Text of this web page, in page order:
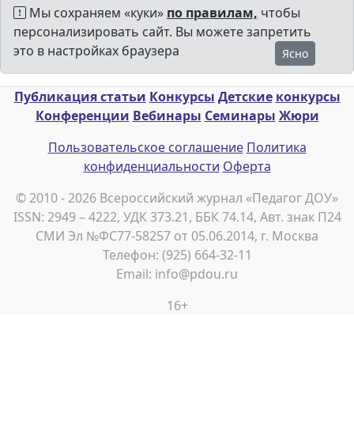
Мы сохраняем «куки» по правилам, чтобы
персонализировать сайт. Вы можете запретить
это в настройках браузера
Ясно
Публикация статьи Конкурсы Детские конкурсы
Конференции Вебинары Семинары Жюри
Пользовательское соглашение Политика
конфиденциальности Оферта
© 2010 - 2026 Всероссийский журнал «Педагог ДОУ»
ISSN: 2949 – 4222, УДК 373.21, ББК 74.14, Авт. знак П24
СМИ Эл №ФС77-58257 от 05.06.2014, г. Москва
Телефон: (925) 664-32-11
Email: info@pdou.ru
16+